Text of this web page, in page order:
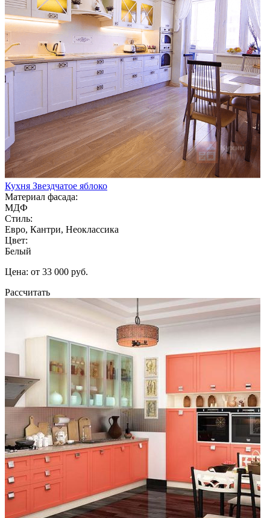
Кухня Звездчатое яблоко
Материал фасада:
МДФ
Стиль:
Евро, Кантри, Неоклассика
Цвет:
Белый
Цена: от 33 000 руб.
Рассчитать